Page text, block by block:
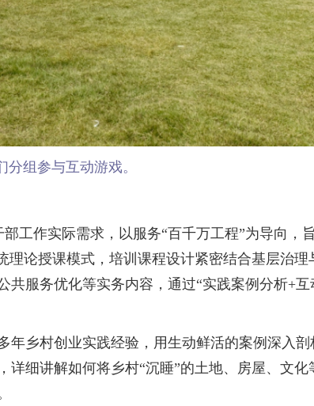
组参与互动游戏。
作实际需求，以服务“百千万工程”为导向，
论授课模式，培训课程设计紧密结合基层治理
服务优化等实务内容，通过“实践案例分析+互
乡村创业实践经验，用生动鲜活的案例深入剖
细讲解如何将乡村“沉睡”的土地、房屋、文